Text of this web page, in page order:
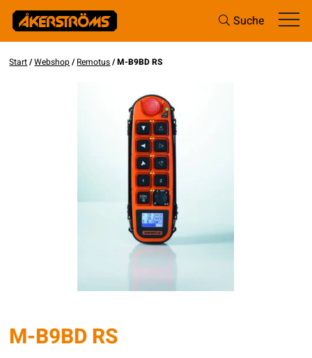
Suche
Start/Webshop/Remotus/ M-B9BD RS
M-B9BD RS